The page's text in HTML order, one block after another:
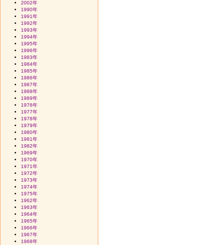
2002年
1990年
1991年
1992年
1993年
1994年
1995年
1996年
1983年
1984年
1985年
1986年
1987年
1988年
1989年
1976年
1977年
1978年
1979年
1980年
1981年
1982年
1969年
1970年
1971年
1972年
1973年
1974年
1975年
1962年
1963年
1964年
1965年
1966年
1967年
1968年